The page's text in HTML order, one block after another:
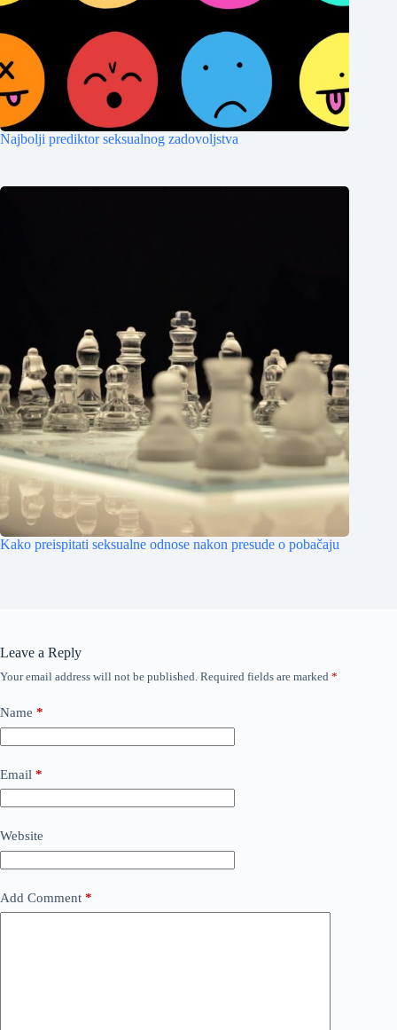
Najbolji prediktor seksualnog zadovoljstva
Kako preispitati seksualne odnose nakon presude o pobačaju
Leave a Reply
Your email address will not be published. Required fields are marked *
Name *
Email *
Website
Add Comment *